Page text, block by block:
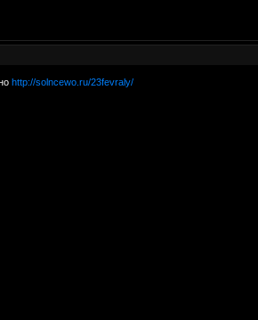
http://solncewo.ru/23fevraly/